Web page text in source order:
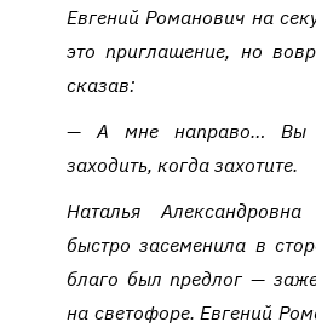
Евгений Романович на
это приглашение, но
сказав:
— А мне направо… Вы
заходить, когда захотите.
Наталья
быстро засеменила в
благо был предлог —
на светофоре. Евгений